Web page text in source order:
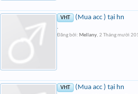
VHT (Mua acc ) tại hn
.
Đăng bởi: Mellany, 2 Tháng mười
VHT (Mua acc ) tại hn